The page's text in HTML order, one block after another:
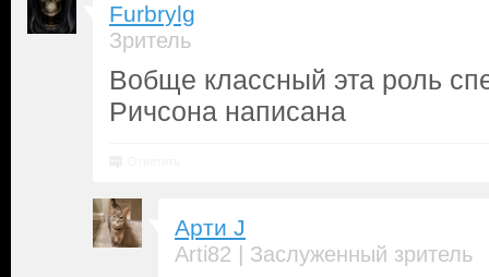
Furbrylg
Зритель
Вобще классный эта роль
Ричсона написана
Арти J
Arti82 | Заслуженный зритель